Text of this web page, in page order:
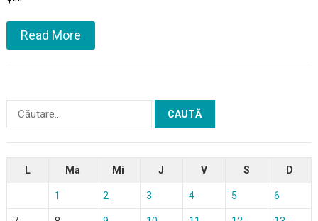
Read More
Caută
L Ma Mi J V S D
1 2 3 4 5 6